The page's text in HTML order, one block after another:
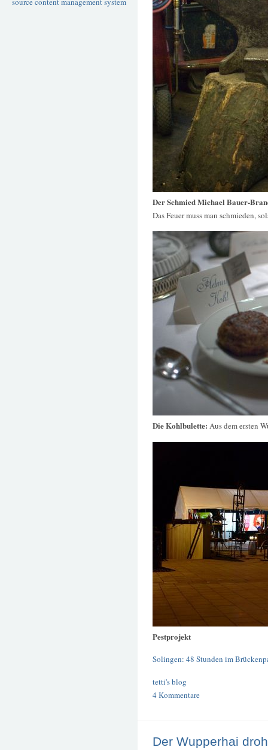
Der Schmied Michael Bauer-
Das Feuer muss man schmieden,
Die Kohlbulette: Aus dem ersten
Pestprojekt
Solingen: 48 Stunden im
tetti's blog
4 Kommentare
Der Wupperhai